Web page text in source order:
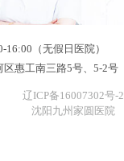
16:00（无假日医院）
惠工南三路5号、5-2号
辽ICP备16007302号-2
沈阳九州家圆医院